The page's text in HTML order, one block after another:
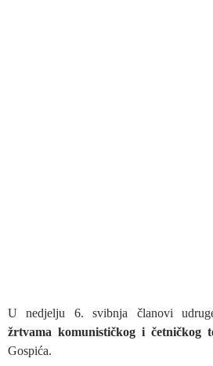
U nedjelju 6. svibnja članovi
žrtvama komunističkog i četničkog
Gospića.